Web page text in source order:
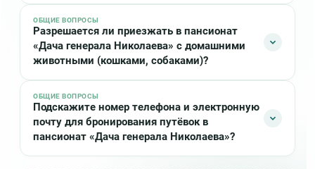
необходимо иметь:
Свидетельство о рождении
Сейчас в пансионате «Дача генерала Николаева» нет
актуальных акций или скидок
ОБЩИЕ ВОПРОСЫ
Разрешается ли приезжать в пансионат
«Дача генерала Николаева» с домашними
животными (кошками, собаками)?
К сожалению в пансионате «Дача генерала
Николаева» не разрешается отдыхать с домашними
животными
ОБЩИЕ ВОПРОСЫ
Подскажите номер телефона и электронную
почту для бронирования путёвок в
пансионат «Дача генерала Николаева»?